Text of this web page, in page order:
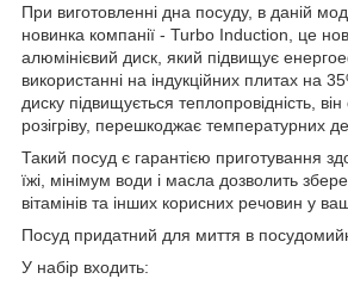
При виготовленні дна посуду, в даній
новинка компанії - Turbo Induction, це
алюмінієвий диск, який підвищує
використанні на індукційних плитах на
диску підвищується теплопровідність,
розігріву, перешкоджає температурних
Такий посуд є гарантією приготування
їжі, мінімум води і масла дозволить
вітамінів та інших корисних речовин у
Посуд придатний для миття в
У набір входить: